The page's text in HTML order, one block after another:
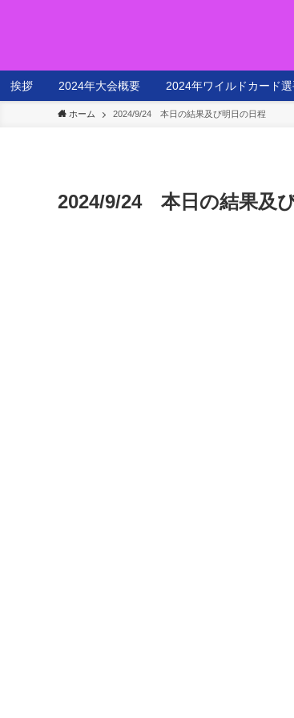
挨拶 2024年大会概要 2024年ワイルドカード
ホーム 2024/9/24 本日の結果及び明日の日程
2024/9/24 本日の結果及